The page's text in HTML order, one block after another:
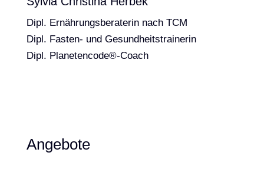
Dipl. Ernährungsberaterin nach TCM
Dipl. Fasten- und Gesundheitstrainerin
Dipl. Planetencode®-Coach
Angebote